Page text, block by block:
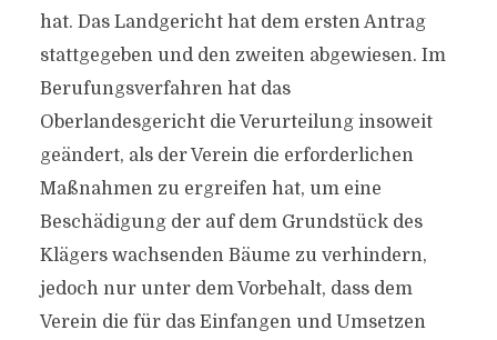
hat. Das Landgericht hat dem ersten Antrag
stattgegeben und den zweiten abgewiesen. Im
Berufungsverfahren hat das
Oberlandesgericht die Verurteilung insoweit
geändert, als der Verein die erforderlichen
Maßnahmen zu ergreifen hat, um eine
Beschädigung der auf dem Grundstück des
Klägers wachsenden Bäume zu verhindern,
jedoch nur unter dem Vorbehalt, dass dem
Verein die für das Einfangen und Umsetzen